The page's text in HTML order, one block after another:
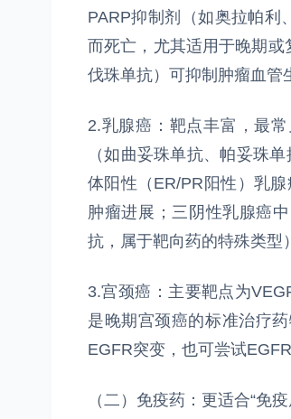
PARP抑制剂（如奥拉帕利
而死亡，尤其适用于晚期
伐珠单抗）可抑制肿瘤血管
2.乳腺癌：靶点丰富，最
（如曲妥珠单抗、帕妥珠
体阳性（ER/PR阳性）乳
肿瘤进展；三阴性乳腺癌
抗，属于靶向药的特殊类型
3.宫颈癌：主要靶点为
是晚期宫颈癌的标准治疗
EGFR突变，也可尝试
（二）免疫药：更适合“免